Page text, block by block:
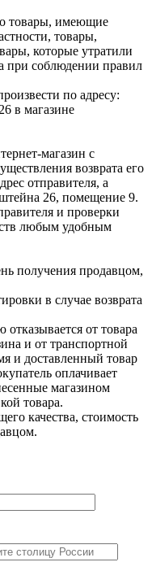
товары, имеющие
товары,
которые утратили
при соблюдении правил
по адресу:
в магазине
магазин с
возврата его
отправителя, а
26, помещение 9.
и проверки
любым удобным
получения продавцом,
в случае возврата
от товара
и от транспортной
и доставленный товар
оплачивает
магазином
товара.
качества, стоимость